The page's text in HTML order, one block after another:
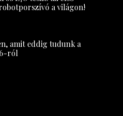
a világon!
amit eddig tudunk a
ról